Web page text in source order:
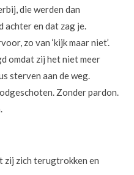
die werden dan
achter en dat zag je.
zo van ‘kijk maar niet’.
omdat zij het niet meer
sterven aan de weg.
Zonder pardon.
zij zich terugtrokken en